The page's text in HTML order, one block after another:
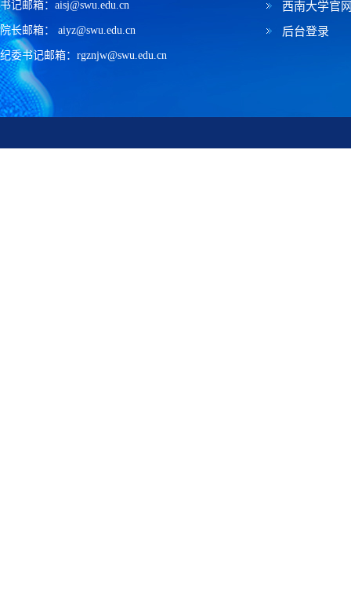
书记邮箱：aisj@swu.edu.cn
院长邮箱： aiyz@swu.edu.cn
纪委书记邮箱：rgznjw@swu.edu.cn
西南大学官
后台登录